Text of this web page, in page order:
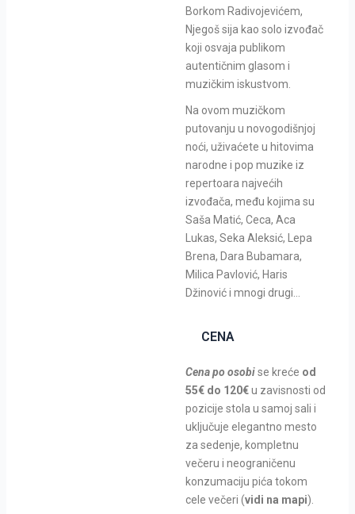
Borkom Radivojevićem,
Njegoš sija kao solo izvođač
koji osvaja publikom
autentičnim glasom i
muzičkim iskustvom.
Na ovom muzičkom
putovanju u novogodišnjoj
noći, uživaćete u hitovima
narodne i pop muzike iz
repertoara najvećih
izvođača, među kojima su
Saša Matić, Ceca, Aca
Lukas, Seka Aleksić, Lepa
Brena, Dara Bubamara,
Milica Pavlović, Haris
Džinović i mnogi drugi…
CENA
Cena po osobise kreće od
55€ do 120€u zavisnosti od
pozicije stola u samoj sali i
uključuje elegantno mesto
za sedenje, kompletnu
večeru i neograničenu
konzumaciju pića tokom
cele večeri (vidi na mapi).